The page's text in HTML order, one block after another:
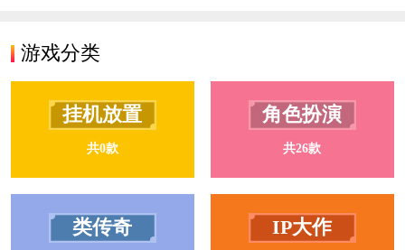
游戏分类
挂机放置
共0款
角色扮演
共26款
类传奇 IP大作